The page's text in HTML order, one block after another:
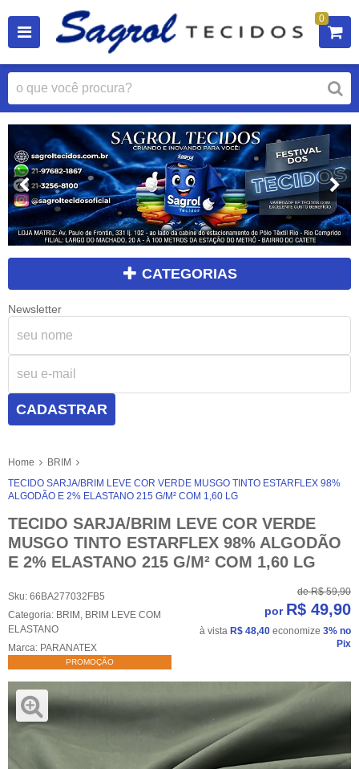
0
CATEGORIAS
Newsletter
CADASTRAR
Home
BRIM
TECIDO SARJA/BRIM LEVE COR VERDE MUSGO TINTO ESTARFLEX 98%
ALGODÃO E 2% ELASTANO 215 G/M² COM 1,60 LG
TECIDO SARJA/BRIM LEVE COR VERDE
MUSGO TINTO ESTARFLEX 98% ALGODÃO
E 2% ELASTANO 215 G/M² COM 1,60 LG
Sku: 66BA277032FB5
Categoria: BRIM , BRIM LEVE COM
ELASTANO
Marca: PARANATEX
PROMOÇÃO
de R$ 59,90
por R$ 49,90
à vista R$ 48,40 economize 3% no
Pix